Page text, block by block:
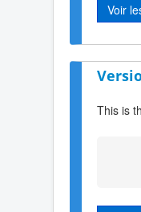
Voir
This is